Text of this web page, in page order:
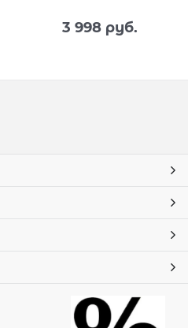
HD1000-Pink
3 998 руб.